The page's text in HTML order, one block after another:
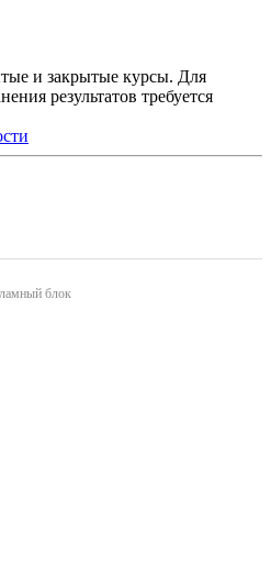
и закрытые курсы. Для
результатов требуется
блок